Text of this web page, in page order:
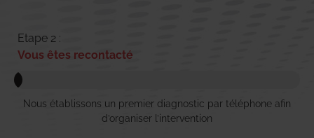
Etape 2 :
Vous êtes recontacté
Nous établissons un premier diagnostic par téléphone afin
d’organiser l’intervention